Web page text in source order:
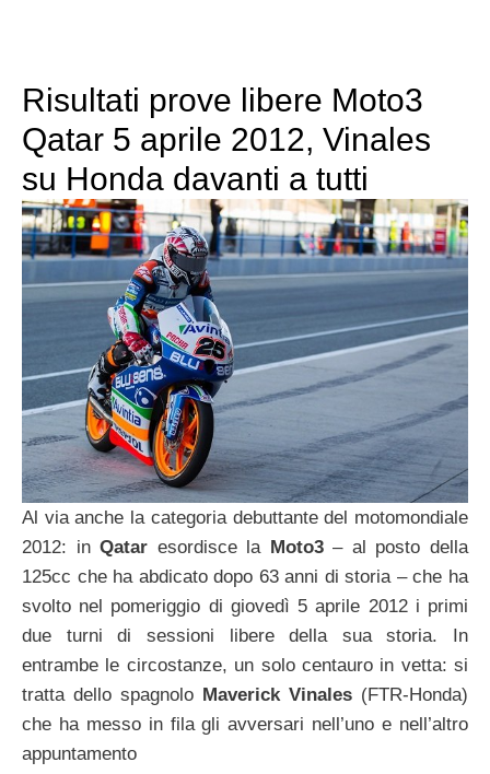
Risultati prove libere Moto3
Qatar 5 aprile 2012, Vinales
su Honda davanti a tutti
Al via anche la categoria debuttante del motomondiale
2012: inQatar esordisce la Moto3– al posto della
125cc che ha abdicato dopo 63 anni di storia – che ha
svolto nel pomeriggio di giovedì 5 aprile 2012 i primi
due turni di sessioni libere della sua storia. In
entrambe le circostanze, un solo centauro in vetta: si
tratta dello spagnolo Maverick Vinales (FTR-Honda)
che ha messo in fila gli avversari nell’uno e nell’altro
appuntamento